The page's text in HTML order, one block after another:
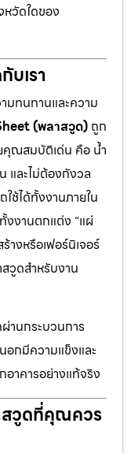
วัดใดของ
บเรา
มทนทานและความ
(พลาสวูด) ถูก
คุณสมบัติเด่น คือ น้ำ
และไม่ต้องกังวล
ช้ได้ทั้งงานภายใน
งงานตกแต่ง “แผ่
างหรือเฟอร์นิเจอร์
สวูดสำหรับงาน
านกระบวนการ
กมีความแข็งและ
อาคารอย่างแท้จริง
วูดที่คุณควร